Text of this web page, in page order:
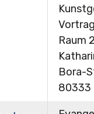
Raum
Bora-
80333